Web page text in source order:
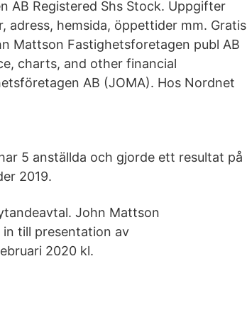
AB Registered Shs Stock. Uppgifter
adress, hemsida, öppettider mm. Gratis
Mattson Fastighetsforetagen publ AB
charts, and other financial
AB (JOMA). Hos Nordnet
5 anställda och gjorde ett resultat på
2019.
John Mattson
till presentation av
2020 kl.